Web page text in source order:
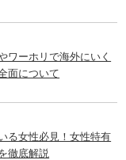
ワーホリで海外にいく
面について
る女性必見！女性特有
徹底解説